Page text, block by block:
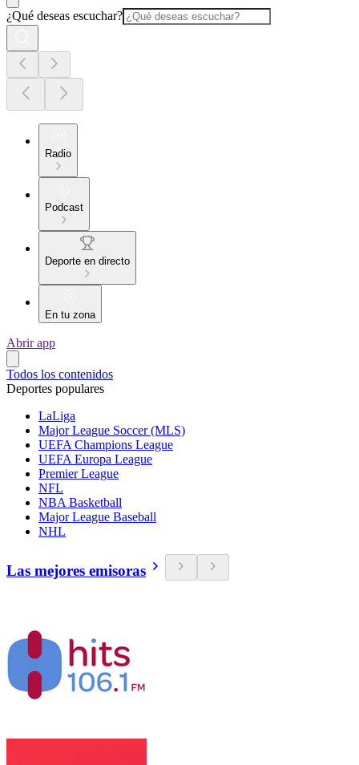
¿Qué deseas escuchar?
Radio
Podcast
Deporte en directo
En tu zona
Abrir app
Todos los contenidos
Deportes populares
LaLiga
Major League Soccer (MLS)
UEFA Champions League
UEFA Europa League
Premier League
NFL
NBA Basketball
Major League Baseball
NHL
Las mejores emisoras